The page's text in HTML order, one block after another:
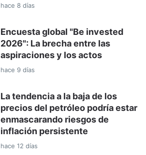
hace 8 días
Encuesta global "Be invested
2026": La brecha entre las
aspiraciones y los actos
hace 9 días
La tendencia a la baja de los
precios del petróleo podría estar
enmascarando riesgos de
inflación persistente
hace 12 días